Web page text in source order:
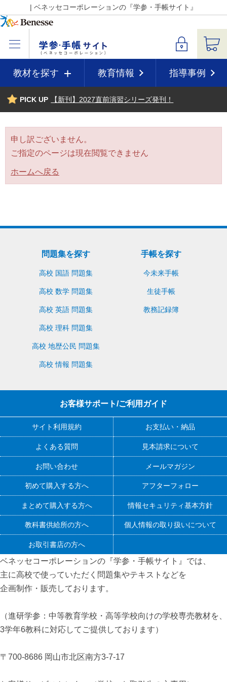
| ベネッセコーポレーションの『学参・手帳サイト』
教材を探す 教育情報 指導事例
PICK UP 【新刊】2027直前演習シリーズ発刊！
申し訳ございません。
ご指定のページは現在閲覧できません
ホームへ戻る
問題集を探す
高校 国語 問題集
高校 数学 問題集
高校 英語 問題集
高校 理科 問題集
高校 地歴公民 問題集
高校 情報 問題集
手帳を探す
今未来手帳
生徒手帳
教務記録簿
お客様サポート/ご利用ガイド
サイト利用規約 お支払い・納品
よくある質問 見本請求について
お問い合わせ メールマガジン
初めて購入する方へ アフターフォロー
まとめて購入する方へ 情報セキュリティ基本方針
教科書供給所の方へ 個人情報の取り扱いについて
お取引書店の方へ
ベネッセコーポレーションの『学参・手帳サイト』 では、
主に高校で使っていただく問題集やテキストなどを
企画制作・販売しております。
（進研学参：中等教育学校・高等学校向けの学校専売教材を、
3学年6教科に対応してご提供しております）
〒700-8686 岡山市北区南方3-7-17